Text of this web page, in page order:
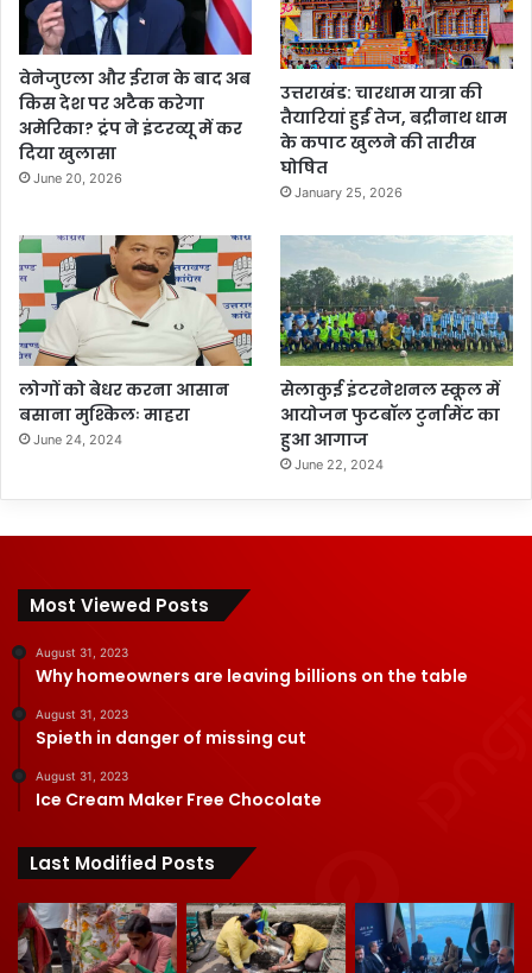
वेनेजुएला और ईरान के बाद अब
किस देश पर अटैक करेगा
अमेरिका? ट्रंप ने इंटरव्यू में कर
दिया खुलासा
June 20, 2026
उत्तराखंड: चारधाम यात्रा की
तैयारियां हुईं तेज, बद्रीनाथ धाम
के कपाट खुलने की तारीख
घोषित
January 25, 2026
लोगों को बेधर करना आसान
बसाना मुश्किलः माहरा
June 24, 2024
सेलाकुई इंटरनेशनल स्कूल में
आयोजन फुटबॉल टुर्नामेंट का
हुआ आगाज
June 22, 2024
Most Viewed Posts
August 31, 2023
Why homeowners are leaving billions on the table
August 31, 2023
Spieth in danger of missing cut
August 31, 2023
Ice Cream Maker Free Chocolate
Last Modified Posts